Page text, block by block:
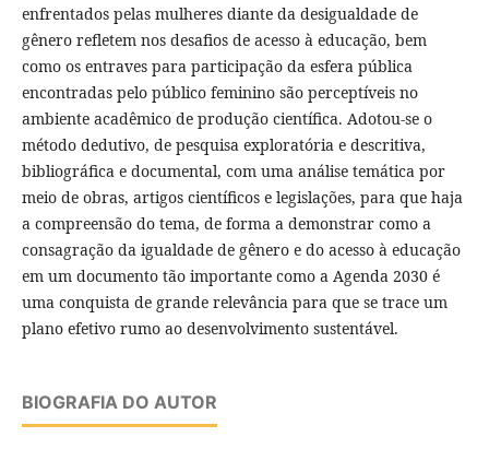
enfrentados pelas mulheres diante da desigualdade de
gênero refletem nos desafios de acesso à educação, bem
como os entraves para participação da esfera pública
encontradas pelo público feminino são perceptíveis no
ambiente acadêmico de produção científica. Adotou-se o
método dedutivo, de pesquisa exploratória e descritiva,
bibliográfica e documental, com uma análise temática por
meio de obras, artigos científicos e legislações, para que haja
a compreensão do tema, de forma a demonstrar como a
consagração da igualdade de gênero e do acesso à educação
em um documento tão importante como a Agenda 2030 é
uma conquista de grande relevância para que se trace um
plano efetivo rumo ao desenvolvimento sustentável.
BIOGRAFIA DO AUTOR